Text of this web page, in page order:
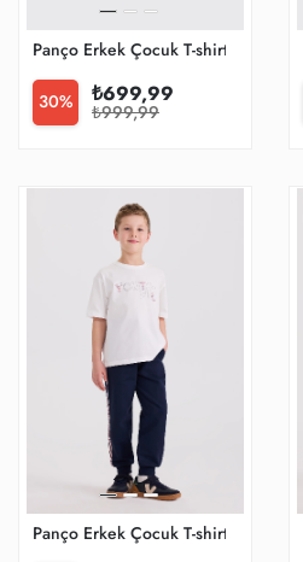
Panço Erkek Çocuk T-shirt
30% ₺699,99
₺999,99
Panço Erkek Çocuk T-shirt